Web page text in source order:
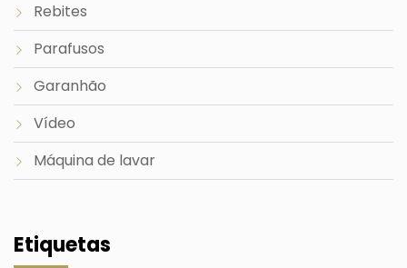
Rebites
Parafusos
Garanhão
Vídeo
Máquina de lavar
Etiquetas